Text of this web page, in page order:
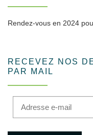
Rendez-vous en 2024
RECEVEZ NOS
PAR MAIL